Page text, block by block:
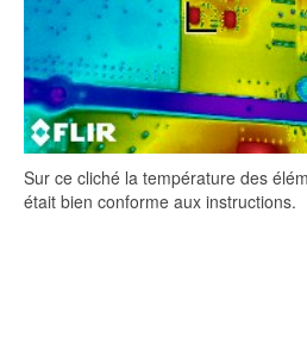
Sur ce cliché la température des
était bien conforme aux instructions.